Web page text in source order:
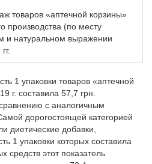
товаров «аптечной корзины»
производства (по месту
и натуральном выражении
1 упаковки товаров «аптечной
г. составила 57,7 грн.
с аналогичным
дорогостоящей категорией
диетические добавки,
1 упаковки которых составила
средств этот показатель